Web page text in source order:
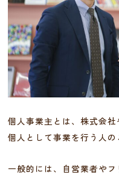
個人事業主とは、株式会社
個人として事業を行う人の
一般的には、自営業者や